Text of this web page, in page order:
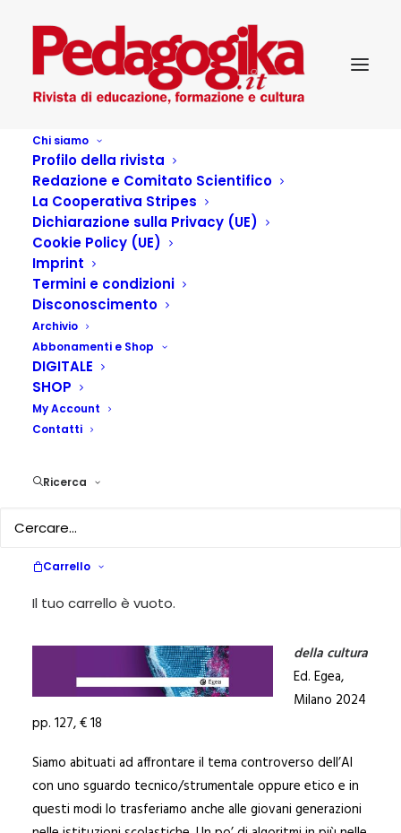
Chi siamo
Profilo della rivista
Redazione e Comitato Scientifico
La Cooperativa Stripes
Dichiarazione sulla Privacy (UE)
Cookie Policy (UE)
Imprint
Termini e condizioni
Disconoscimento
Archivio
Abbonamenti e Shop
DIGITALE
SHOP
My Account
Contatti
Ricerca
Carrello
Il tuo carrello è vuoto.
Scelti per voi (libri)
2 OTTOBRE 2025
CONVERSAZIONI CON L'INTELLIGENZA ARTIFICIALE?
DI CLAUDIA ALEMANI
della cultura
Ed. Egea,
Milano 2024
pp. 127, € 18
Siamo abituati ad affrontare il tema controverso dell’AI
con uno sguardo tecnico/strumentale oppure etico e in
questi modi lo trasferiamo anche alle giovani generazioni